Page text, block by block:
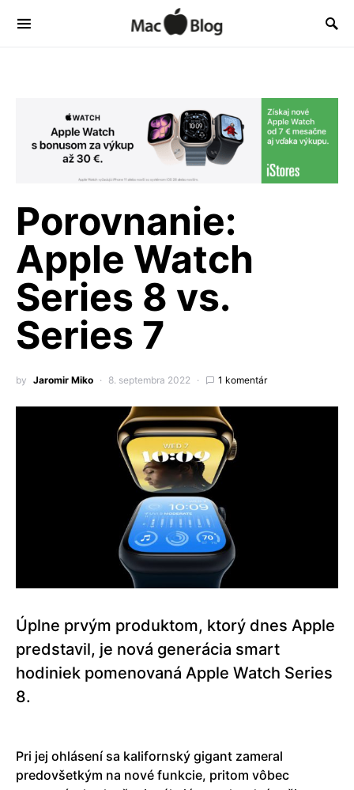
Porovnanie:
Apple Watch
Series 8 vs.
Series 7
by Jaromir Miko 8. septembra 2022 1 komentár
Úplne prvým produktom, ktorý dnes Apple
predstavil, je nová generácia smart
hodiniek pomenovaná Apple Watch Series
8.
Pri jej ohlásení sa kalifornský gigant zameral
predovšetkým na nové funkcie, pritom vôbec